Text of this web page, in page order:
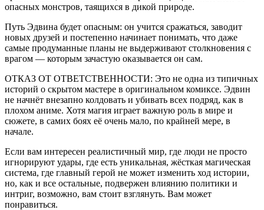
опасных монстров, таящихся в дикой природе.
Путь Эдвина будет опасным: он учится сражаться, заводит
новых друзей и постепенно начинает понимать, что даже
самые продуманные планы не выдерживают столкновения с
врагом — которым зачастую оказывается он сам.
ОТКАЗ ОТ ОТВЕТСТВЕННОСТИ: Это не одна из типичных
историй о скрытом мастере в оригинальном комиксе. Эдвин
не начнёт внезапно колдовать и убивать всех подряд, как в
плохом аниме. Хотя магия играет важную роль в мире и
сюжете, в самих боях её очень мало, по крайней мере, в
начале.
Если вам интересен реалистичный мир, где люди не просто
игнорируют удары, где есть уникальная, жёсткая магическая
система, где главный герой не может изменить ход истории,
но, как и все остальные, подвержен влиянию политики и
интриг, возможно, вам стоит взглянуть. Вам может
понравиться.